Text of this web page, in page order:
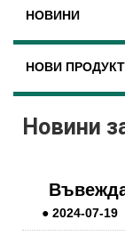
НОВИНИ
НОВИ
Новини
●2024-07-19